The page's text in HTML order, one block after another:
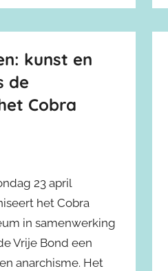
kunst en
de
Cobra
23 april
het Cobra
in samenwerking
Vrije Bond een
anarchisme. Het